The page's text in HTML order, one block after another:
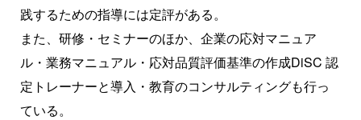
践するための指導には定評がある。
また、研修・セミナーのほか、企業の応対マニュア
ル・業務マニュアル・応対品質評価基準の作成DiSC 認
定トレーナーと導入・教育のコンサルティングも行っ
ている。